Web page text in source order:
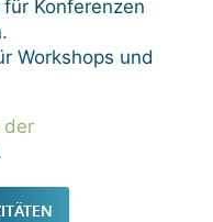
Konferenzen
Workshops und
der